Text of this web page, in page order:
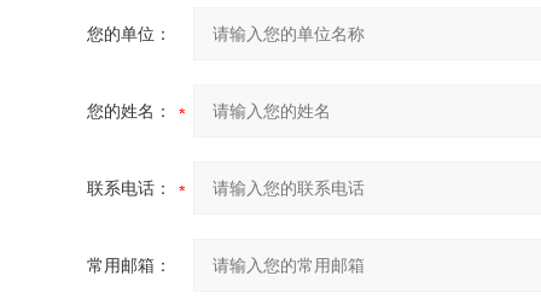
您的单位：
您的姓名：
联系电话：
常用邮箱：